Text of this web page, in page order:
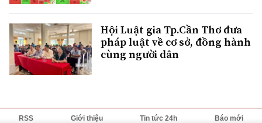
Hội Luật gia Tp.Cần Thơ đưa
pháp luật về cơ sở, đồng hành
cùng người dân
RSS Giới thiệu Tin tức 24h Báo mới